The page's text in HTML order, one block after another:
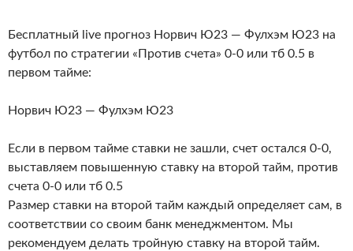
Бесплатный live прогноз Норвич Ю23 — Фулхэм Ю23 на
футбол по стратегии «Против счета» 0-0 или тб 0.5 в
первом тайме:
Норвич Ю23 — Фулхэм Ю23
Если в первом тайме ставки не зашли, счет остался 0-0,
выставляем повышенную ставку на второй тайм, против
счета 0-0 или тб 0.5
Размер ставки на второй тайм каждый определяет сам, в
соответствии со своим банк менеджментом. Мы
рекомендуем делать тройную ставку на второй тайм.